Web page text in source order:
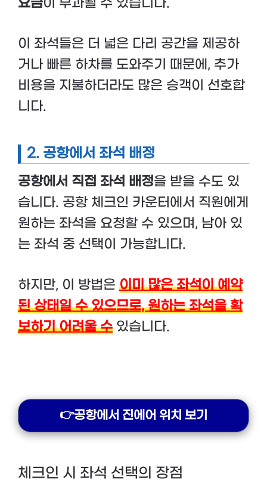
이 좌석들은 더 넓은 다리 공간을 제공하
거나 빠른 하차를 도와주기 때문에, 추가
비용을 지불하더라도 많은 승객이 선호합
니다.
2. 공항에서 좌석 배정
공항에서 직접 좌석 배정을 받을 수도 있
습니다. 공항 체크인 카운터에서 직원에게
원하는 좌석을 요청할 수 있으며, 남아 있
는 좌석 중 선택이 가능합니다.
하지만, 이 방법은 이미 많은 좌석이 예약
된 상태일 수 있으므로, 원하는 좌석을 확
보하기 어려울 수 있습니다.
👉공항에서 진에어 위치 보기
체크인 시 좌석 선택의 장점